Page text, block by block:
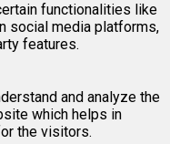
functionalities like
social media platforms,
features.
and analyze the
which helps in
the visitors.